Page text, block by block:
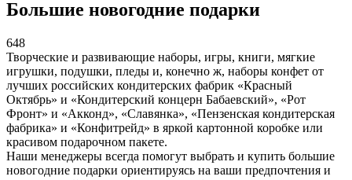
Большие новогодние подарки
648
Творческие и развивающие наборы, игры, книги, мягкие
игрушки, подушки, пледы и, конечно ж, наборы конфет от
лучших российских кондитерских фабрик «Красный
Октябрь» и «Кондитерский концерн Бабаевский», «Рот
Фронт» и «Акконд», «Славянка», «Пензенская кондитерская
фабрика» и «Конфитрейд» в яркой картонной коробке или
красивом подарочном пакете.
Наши менеджеры всегда помогут выбрать и купить большие
новогодние подарки ориентируясь на ваши предпочтения и